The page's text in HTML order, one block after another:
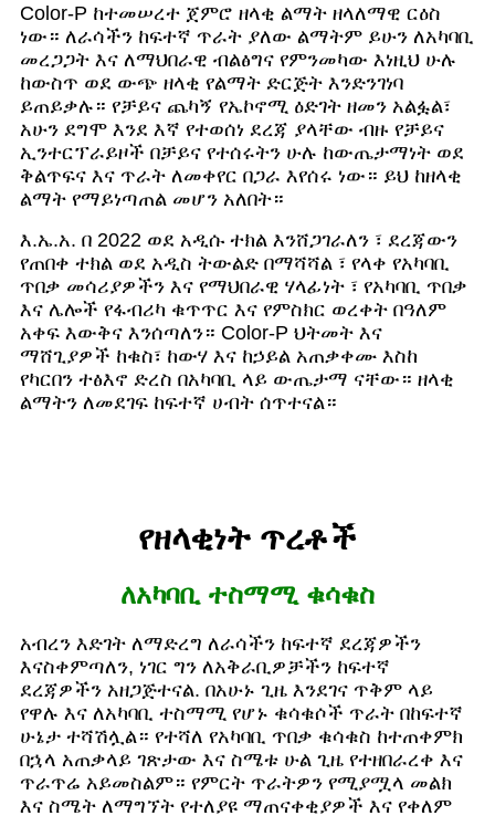
Color-P ከተመሠረተ ጀምሮ ዘላቂ ልማት ዘላለማዊ ርዕስ
ነው። ለራሳችን ከፍተኛ ጥራት ያለው ልማትም ይሁን ለአካባቢ
መረጋጋት እና ለማህበራዊ ብልፅግና የምንመካው እነዚህ ሁሉ
ከውስጥ ወደ ውጭ ዘላቂ የልማት ድርጅት እንድንገነባ
ይጠይቃሉ። የቻይና ጨካኝ የኤኮኖሚ ዕድገት ዘመን አልፏል፣
አሁን ደግሞ እንደ እኛ የተወሰነ ደረጃ ያላቸው ብዙ የቻይና
ኢንተርፕራይዞች በቻይና የተሰሩትን ሁሉ ከውጤታማነት ወደ
ቅልጥፍና እና ጥራት ለመቀየር በጋራ እየሰሩ ነው። ይህ ከዘላቂ
ልማት የማይነጣጠል መሆን አለበት።
እ.ኤ.አ. በ 2022 ወደ አዲሱ ተክል እንሸጋገራለን ፣ ደረጃውን
የጠበቀ ተክል ወደ አዲስ ትውልድ በማሻሻል ፣ የላቀ የአካባቢ
ጥበቃ መሳሪያዎችን እና የማህበራዊ ሃላፊነት ፣ የአካባቢ ጥበቃ
እና ሌሎች የፋብሪካ ቁጥጥር እና የምስክር ወረቀት በዓለም
አቀፍ እውቅና እንሰጣለን። Color-P ህትመት እና
ማሸጊያዎች ከቁስ፣ ከውሃ እና ከኃይል አጠቃቀሙ እስከ
የካርበን ተፅእኖ ድረስ በአካባቢ ላይ ውጤታማ ናቸው። ዘላቂ
ልማትን ለመደገፍ ከፍተኛ ሀብት ሰጥተናል።
የዘላቂነት ጥረቶች
ለአካባቢ ተስማሚ ቁሳቁስ
አብረን እድገት ለማድረግ ለራሳችን ከፍተኛ ደረጃዎችን
እናስቀምጣለን, ነገር ግን ለአቅራቢዎቻችን ከፍተኛ
ደረጃዎችን አዘጋጅተናል. በአሁኑ ጊዜ እንደገና ጥቅም ላይ
የዋሉ እና ለአካባቢ ተስማሚ የሆኑ ቁሳቁሶች ጥራት በከፍተኛ
ሁኔታ ተሻሽሏል። የተሻለ የአካባቢ ጥበቃ ቁሳቁስ ከተጠቀምክ
በኋላ አጠቃላይ ገጽታው እና ስሜቱ ሁል ጊዜ የተዘበራረቀ እና
ጥራጥሬ አይመስልም። የምርት ጥራትዎን የሚያሟላ መልክ
እና ስሜት ለማግኘት የተለያዩ ማጠናቀቂያዎች እና የቀለም